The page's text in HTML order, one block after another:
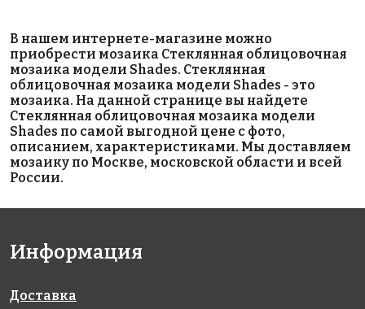
В нашем интернете-магазине можно
приобрести мозаика Стеклянная облицовочная
мозаика модели Shades. Стеклянная
облицовочная мозаика модели Shades - это
мозаика. На данной странице вы найдете
Стеклянная облицовочная мозаика модели
Shades по самой выгодной цене с фото,
описанием, характеристиками. Мы доставляем
мозаику по Москве, московской области и всей
России.
Информация
Доставка